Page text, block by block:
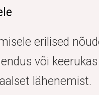
erilised
või keerukas
lähenemist.